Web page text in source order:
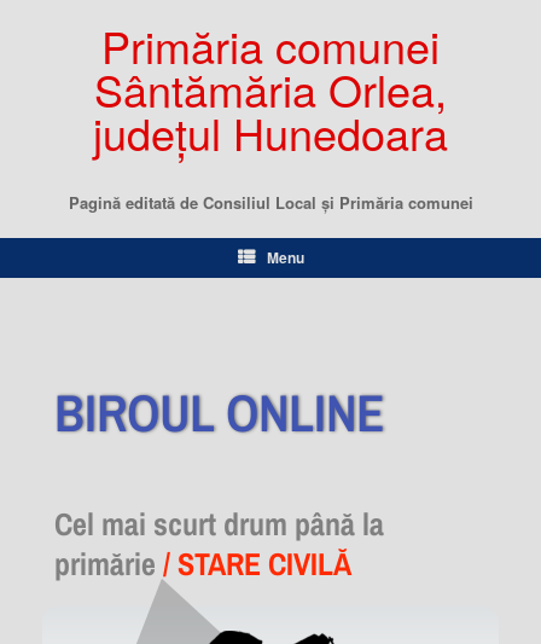
Primăria comunei
Sântămăria Orlea,
județul Hunedoara
Pagină editată de Consiliul Local şi Primăria comunei
Menu
BIROUL ONLINE
Cel mai scurt drum până la
primărie / STARE CIVILĂ